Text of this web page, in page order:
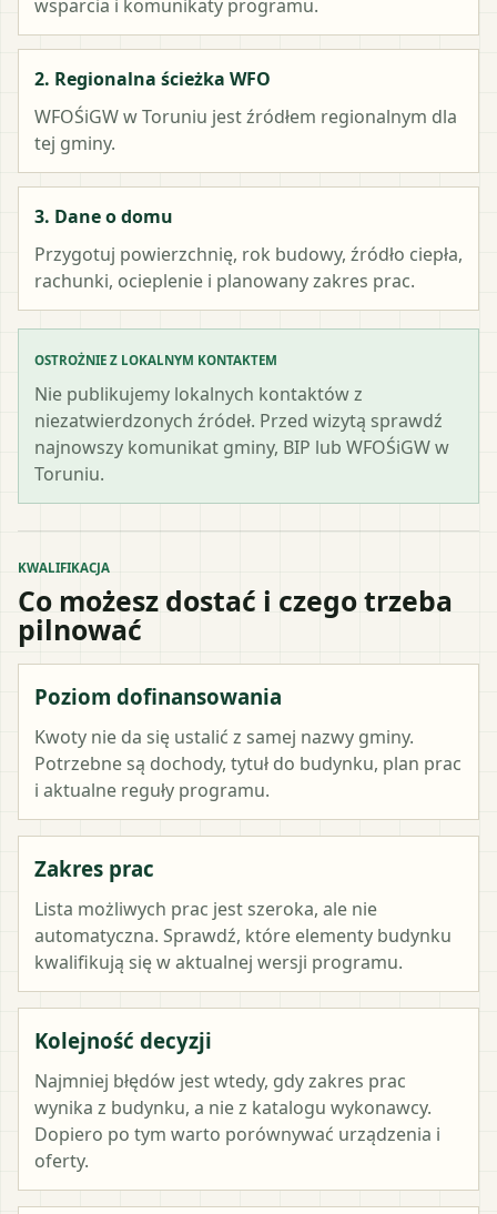
wsparcia i komunikaty programu.
2. Regionalna ścieżka WFO
WFOŚiGW w Toruniu jest źródłem regionalnym dla
tej gminy.
3. Dane o domu
Przygotuj powierzchnię, rok budowy, źródło ciepła,
rachunki, ocieplenie i planowany zakres prac.
OSTROŻNIE Z LOKALNYM KONTAKTEM
Nie publikujemy lokalnych kontaktów z
niezatwierdzonych źródeł. Przed wizytą sprawdź
najnowszy komunikat gminy, BIP lub WFOŚiGW w
Toruniu.
KWALIFIKACJA
Co możesz dostać i czego trzeba
pilnować
Poziom dofinansowania
Kwoty nie da się ustalić z samej nazwy gminy.
Potrzebne są dochody, tytuł do budynku, plan prac
i aktualne reguły programu.
Zakres prac
Lista możliwych prac jest szeroka, ale nie
automatyczna. Sprawdź, które elementy budynku
kwalifikują się w aktualnej wersji programu.
Kolejność decyzji
Najmniej błędów jest wtedy, gdy zakres prac
wynika z budynku, a nie z katalogu wykonawcy.
Dopiero po tym warto porównywać urządzenia i
oferty.